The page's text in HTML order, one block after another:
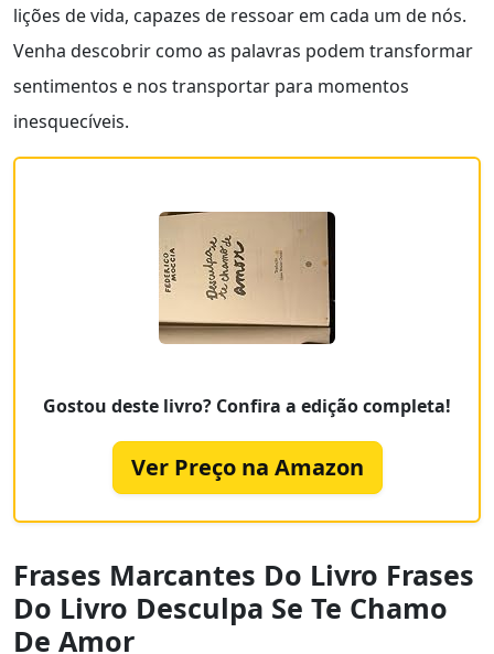
lições de vida, capazes de ressoar em cada um de nós.
Venha descobrir como as palavras podem transformar
sentimentos e nos transportar para momentos
inesquecíveis.
Gostou deste livro? Confira a edição completa!
Ver Preço na Amazon
Frases Marcantes Do Livro Frases
Do Livro Desculpa Se Te Chamo
De Amor